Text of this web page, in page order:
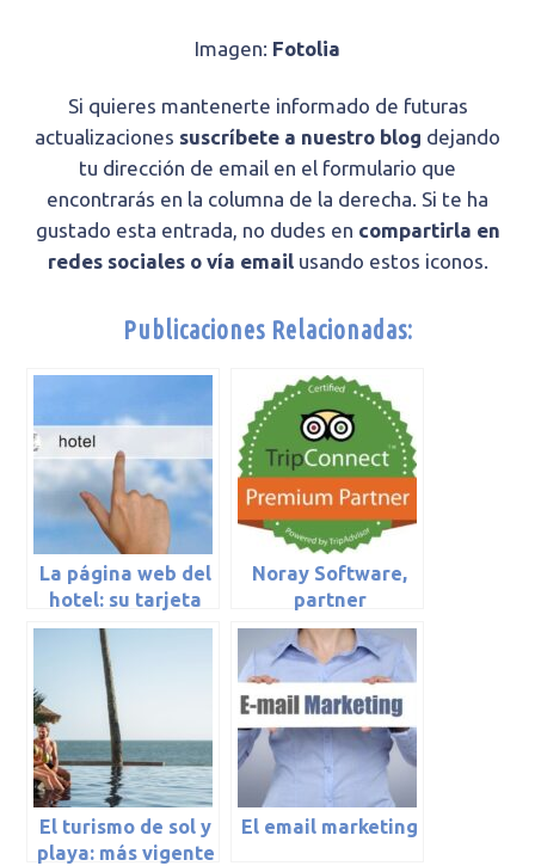
Imagen: Fotolia
Si quieres mantenerte informado de futuras
actualizaciones suscríbete a nuestro blog dejando
tu dirección de email en el formulario que
encontrarás en la columna de la derecha. Si te ha
gustado esta entrada, no dudes en compartirla en
redes sociales o vía emailusando estos iconos.
Publicaciones Relacionadas:
La página web del
hotel: su tarjeta
de presentación
Noray Software,
partner
certificado de
Tripadvisor
Connect
El turismo de sol y
playa: más vigente
El email marketing